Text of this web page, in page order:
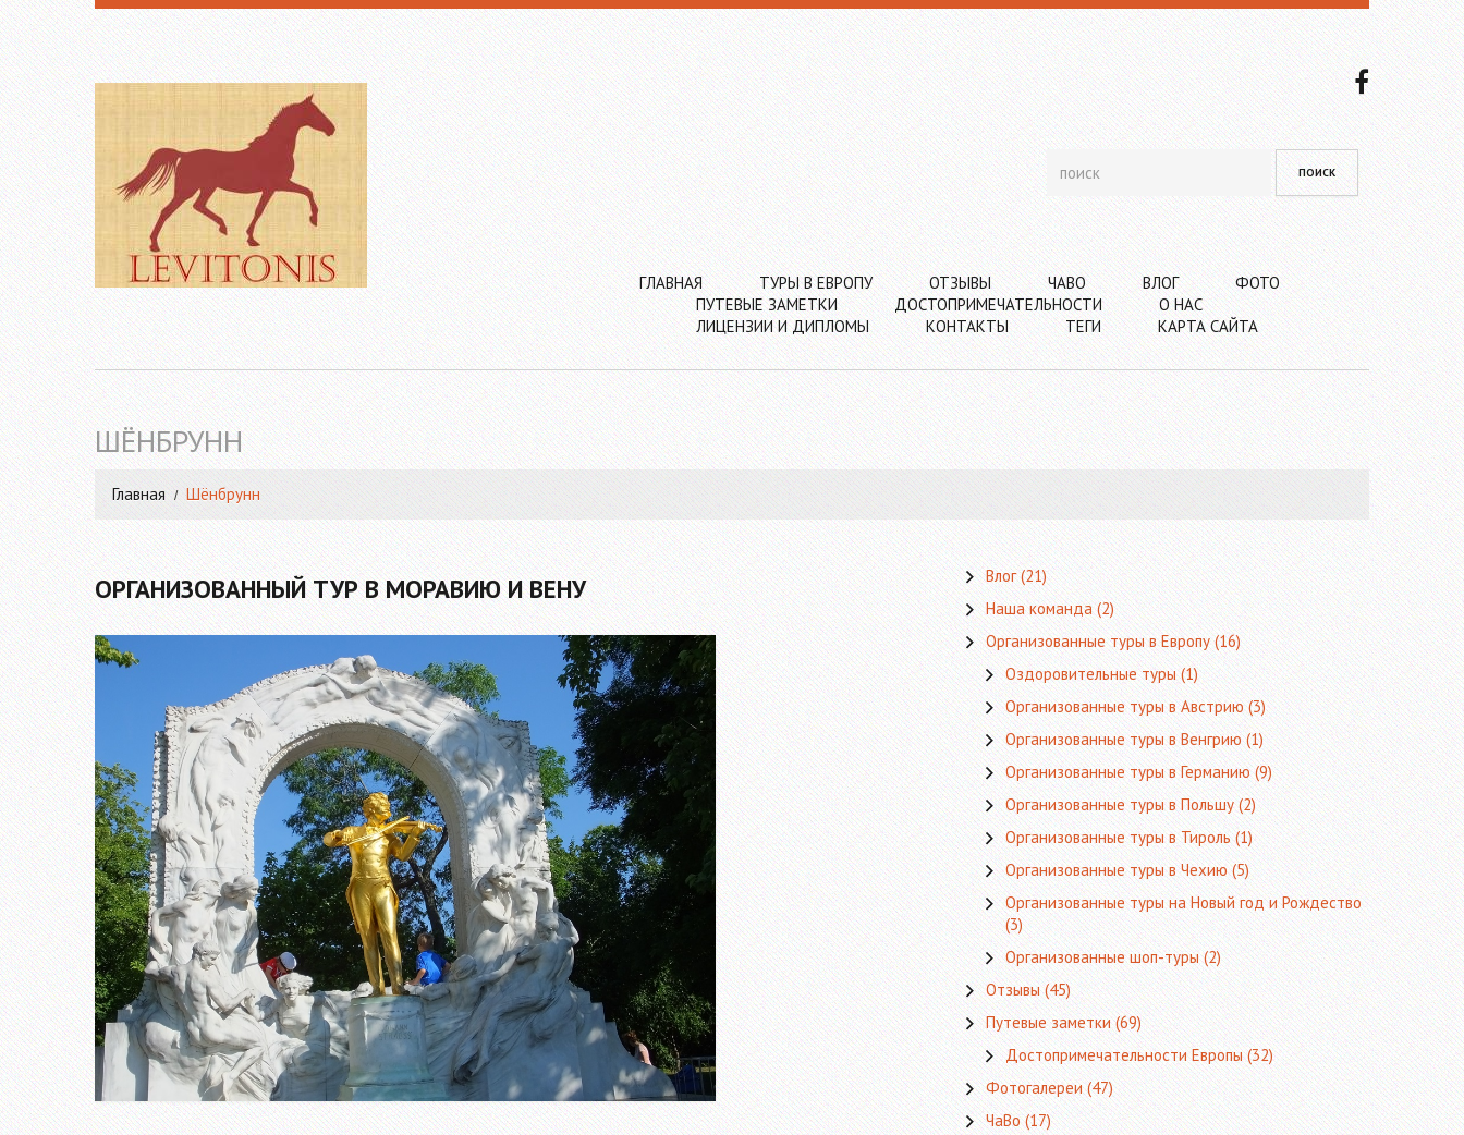
ГЛАВНАЯ ТУРЫ В ЕВРОПУ ОТЗЫВЫ ЧАВО ВЛОГ
ФОТО
ПУТЕВЫЕ ЗАМЕТКИ
ДОСТОПРИМЕЧАТЕЛЬНОСТИ
О НАС
ЛИЦЕНЗИИ И ДИПЛОМЫ
КОНТАКТЫ ТЕГИ КАРТА САЙТА
ШЁНБРУНН
Главная Шёнбрунн
ОРГАНИЗОВАННЫЙ ТУР В МОРАВИЮ И ВЕНУ Влог(21)
Наша команда(2)
Организованные туры в Европу(16)
Оздоровительные туры(1)
Организованные туры в Австрию(3)
Организованные туры в Венгрию(1)
Организованные туры в Германию(9)
Организованные туры в Польшу(2)
Организованные туры в Тироль(1)
Организованные туры в Чехию(5)
Организованные туры на Новый год и Рождество
(3)
Организованные шоп-туры(2)
Отзывы(45)
Путевые заметки(69)
Достопримечательности Европы(32)
Фотогалереи(47)
ЧаВо(17)